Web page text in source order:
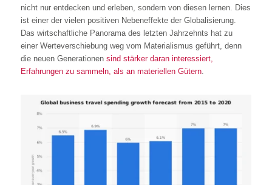
nicht nur entdecken und erleben, sondern von diesen lernen. Dies
ist einer der vielen positiven Nebeneffekte der Globalisierung.
Das wirtschaftliche Panorama des letzten Jahrzehnts hat zu
einer Werteverschiebung weg vom Materialismus geführt, denn
die neuen Generationen sind stärker daran interessiert,
Erfahrungen zu sammeln, als an materiellen Gütern.